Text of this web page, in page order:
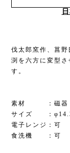
伐太郎窯作、菖野
渕を六方に変型
す。
素材 ：磁器
サイズ ：
電子レンジ：可
食洗機 ：可